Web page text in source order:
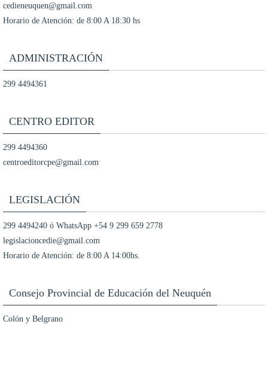
cedieneuquen@gmail.com
Horario de Atención: de 8:00 A 18:30 hs
ADMINISTRACIÓN
299 4494361
CENTRO EDITOR
299 4494360
centroeditorcpe@gmail.com
LEGISLACIÓN
299 4494240 ó WhatsApp +54 9 299 659 2778
legislacioncedie@gmail.com
Horario de Atención: de 8:00 A 14:00hs.
Consejo Provincial de Educación del Neuquén
Colón y Belgrano